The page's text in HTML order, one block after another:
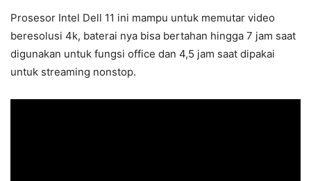
Prosesor Intel Dell 11 ini mampu untuk memutar video
beresolusi 4k, baterai nya bisa bertahan hingga 7 jam saat
digunakan untuk fungsi office dan 4,5 jam saat dipakai
untuk streaming nonstop.